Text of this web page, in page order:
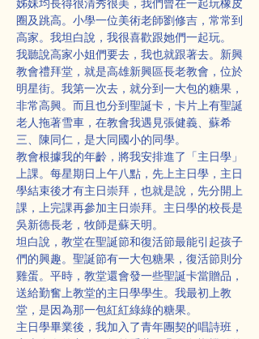
姊妹均長得很清秀很美，我們曾在一起玩橡皮
圈及跳高。小學一位美術老師劉修吉，常常到
高家。我坦白說，我很喜歡跟她們一起玩。
我聽說高家小姐們要去，我也就跟著去。新興
教會禮拜堂，就是高雄新興區長老教會，位於
明星街。我第一次去，就分到一大包的糖果，
非常高興。而且也分到聖誕卡，卡片上有聖誕
老人拖著雪車，在教會我遇見張健義、蘇希
三、陳同仁，是大同國小的同學。
教會根據我的年齡，將我安排進了「主日學」
上課。每星期日上午八點，先上主日學，主日
學結束後才有主日崇拜，也就是說，先分開上
課，上完課再參加主日崇拜。主日學的校長是
吳新德長老，牧師是蘇天明。
坦白說，教堂在聖誕節和復活節最能引起孩子
們的興趣。聖誕節有一大包糖果，復活節則分
雞蛋。平時，教堂還會發一些聖誕卡當贈品，
送給勤奮上教堂的主日學學生。我最初上教
堂，是因為那一包紅紅綠綠的糖果。
主日學畢業後，我加入了青年團契的唱詩班，